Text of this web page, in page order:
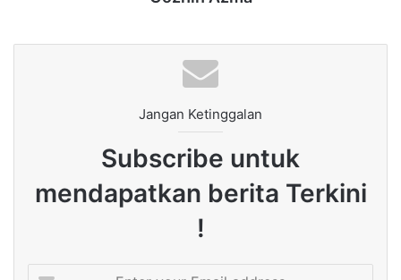
Jangan Ketinggalan
Subscribe untuk
mendapatkan berita Terkini
!